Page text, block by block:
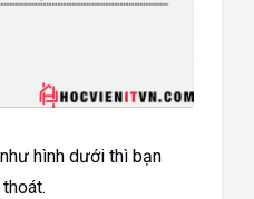
hình dưới thì bạn